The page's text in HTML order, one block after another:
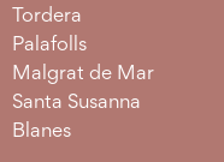
Tordera
Palafolls
Malgrat de Mar
Santa Susanna
Blanes